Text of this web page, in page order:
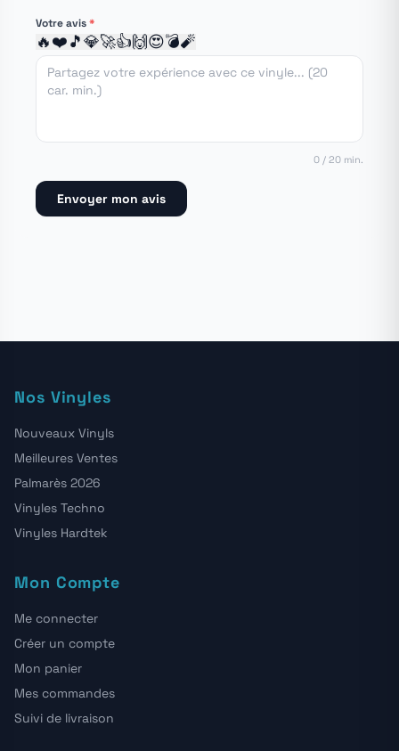
Votre avis*
🔥❤️🎵💎🚀👍🙌😍💣🧨
0 / 20 min.
Envoyer mon avis
Nos Vinyles
Nouveaux Vinyls
Meilleures Ventes
Palmarès 2026
Vinyles Techno
Vinyles Hardtek
Mon Compte
Me connecter
Créer un compte
Mon panier
Mes commandes
Suivi de livraison